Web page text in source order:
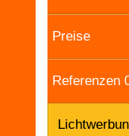
Preise
Referenzen